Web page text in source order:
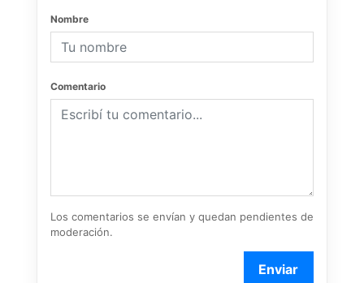
Nombre
Comentario
Los comentarios se envían y quedan pendientes de
moderación.
Enviar